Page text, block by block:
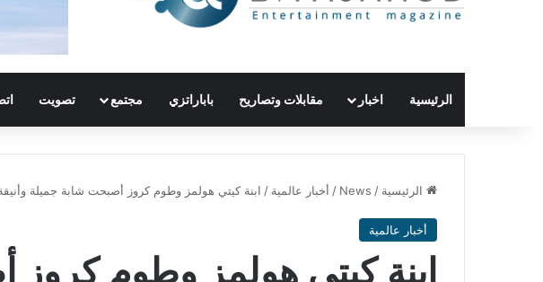
الرئيسية اخبار مقابلات وتصاريح باباراتزي مجتمع تصويت
الرئيسية /
News
/ أخبار عالمية / ابنة كيتي هولمز وطوم كروز أصبحت شابة جميلة
أخبار عالمية
ابنة كيتي هولمز وطوم